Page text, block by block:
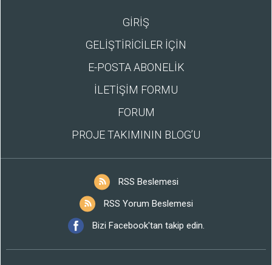
GİRİŞ
GELİŞTİRİCİLER İÇİN
E-POSTA ABONELİK
İLETİŞİM FORMU
FORUM
PROJE TAKIMININ BLOG’U
RSS Beslemesi
RSS Yorum Beslemesi
Bizi Facebook'tan takip edin.